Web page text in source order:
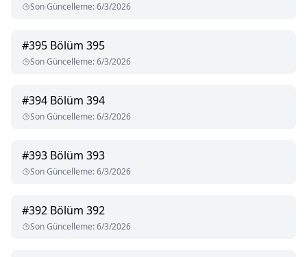
Son Güncelleme:6/3/2026
#395 Bölüm 395
Son Güncelleme:6/3/2026
#394 Bölüm 394
Son Güncelleme:6/3/2026
#393 Bölüm 393
Son Güncelleme:6/3/2026
#392 Bölüm 392
Son Güncelleme:6/3/2026